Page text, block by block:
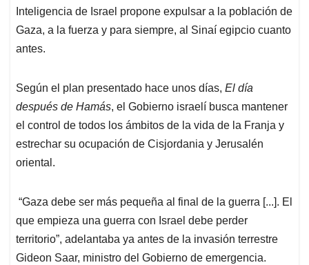
Inteligencia de Israel propone expulsar a la población de
Gaza, a la fuerza y para siempre, al Sinaí egipcio cuanto
antes.
Según el plan presentado hace unos días, El día
después de Hamás, el Gobierno israelí busca mantener
el control de todos los ámbitos de la vida de la Franja y
estrechar su ocupación de Cisjordania y Jerusalén
oriental.
“Gaza debe ser más pequeña al final de la guerra [...]. El
que empieza una guerra con Israel debe perder
territorio”, adelantaba ya antes de la invasión terrestre
Gideon Saar, ministro del Gobierno de emergencia.